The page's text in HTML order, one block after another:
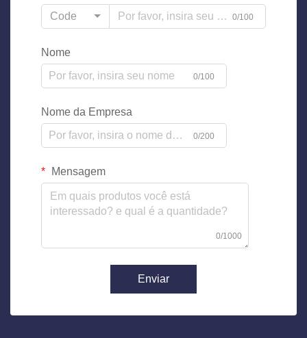
Code
0/100
Nome
0/100
Nome da Empresa
0/200
Mensagem
0/1000
Enviar